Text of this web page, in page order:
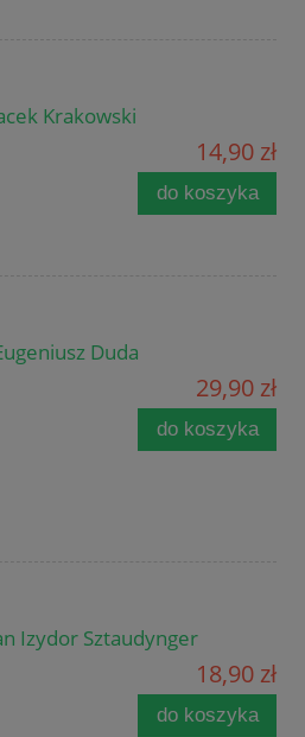
Krakowski
14,90 zł
do koszyka
Duda
29,90 zł
do koszyka
Izydor Sztaudynger
18,90 zł
do koszyka